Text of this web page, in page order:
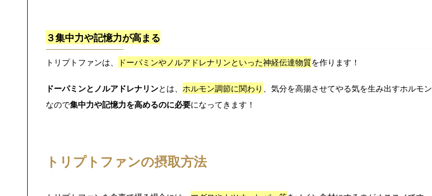
３集中力や記憶力が高まる
トリプトファンは、 ドーパミンやノルアドレナリンといった神経伝達物質を作ります！
ドーパミンとノルアドレナリンとは、 ホルモン調節に関わり
、気分を高揚させてやる気を生み出すホルモン
なので集中力や記憶力を高めるのに必要になってきます！
トリプトファンの摂取方法